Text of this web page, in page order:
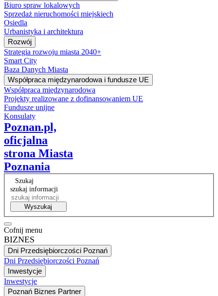
Biuro spraw lokalowych
Sprzedaż nieruchomości miejskiech
Osiedla
Urbanistyka i architektura
Rozwój
Strategia rozwoju miasta 2040+
Smart City
Baza Danych Miasta
Współpraca międzynarodowa i fundusze UE
Współpraca międzynarodowa
Projekty realizowane z dofinansowaniem UE
Fundusze unijne
Konsulaty
Poznan.pl,
oficjalna
strona Miasta
Poznania
Szukaj
szukaj informacji
Wyszukaj
Cofnij menu
BIZNES
Dni Przedsiębiorczości Poznań
Dni Przedsiębiorczości Poznań
Inwestycje
Inwestycje
Poznań Biznes Partner